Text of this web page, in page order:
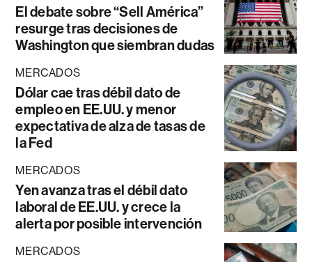
El debate sobre “Sell América”
resurge tras decisiones de
Washington que siembran dudas
MERCADOS
Dólar cae tras débil dato de
empleo en EE.UU. y menor
expectativa de alza de tasas de
la Fed
MERCADOS
Yen avanza tras el débil dato
laboral de EE.UU. y crece la
alerta por posible intervención
MERCADOS